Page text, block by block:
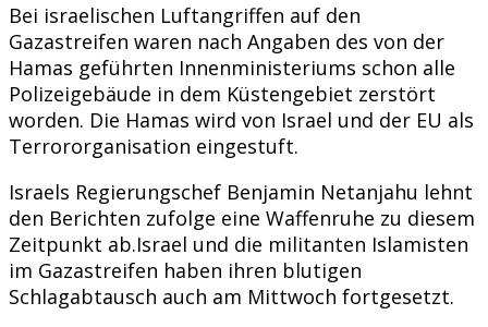
Bei israelischen Luftangriffen auf den
Gazastreifen waren nach Angaben des von der
Hamas geführten Innenministeriums schon alle
Polizeigebäude in dem Küstengebiet zerstört
worden. Die Hamas wird von Israel und der EU als
Terrororganisation eingestuft.
Israels Regierungschef Benjamin Netanjahu lehnt
den Berichten zufolge eine Waffenruhe zu diesem
Zeitpunkt ab.Israel und die militanten Islamisten
im Gazastreifen haben ihren blutigen
Schlagabtausch auch am Mittwoch fortgesetzt.